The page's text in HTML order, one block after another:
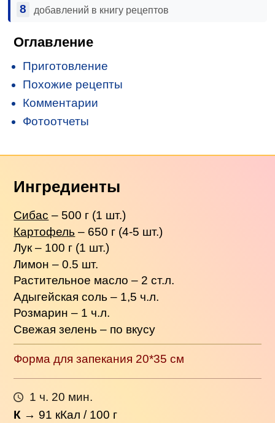
8 добавлений в книгу рецептов
Оглавление
Приготовление
Похожие рецепты
Комментарии
Фотоотчеты
Ингредиенты
Сибас – 500 г (1 шт.)
Картофель – 650 г (4-5 шт.)
Лук – 100 г (1 шт.)
Лимон – 0.5 шт.
Растительное масло – 2 ст.л.
Адыгейская соль – 1,5 ч.л.
Розмарин – 1 ч.л.
Свежая зелень – по вкусу
Форма для запекания 20*35 см
1 ч. 20 мин.
К → 91 кКал / 100 г